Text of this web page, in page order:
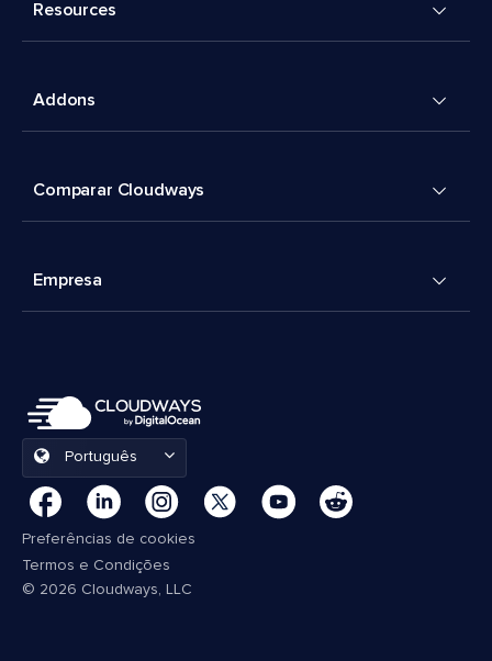
Resources
Addons
Comparar Cloudways
Empresa
Português
Preferências de cookies
Termos e Condições
© 2026 Cloudways, LLC